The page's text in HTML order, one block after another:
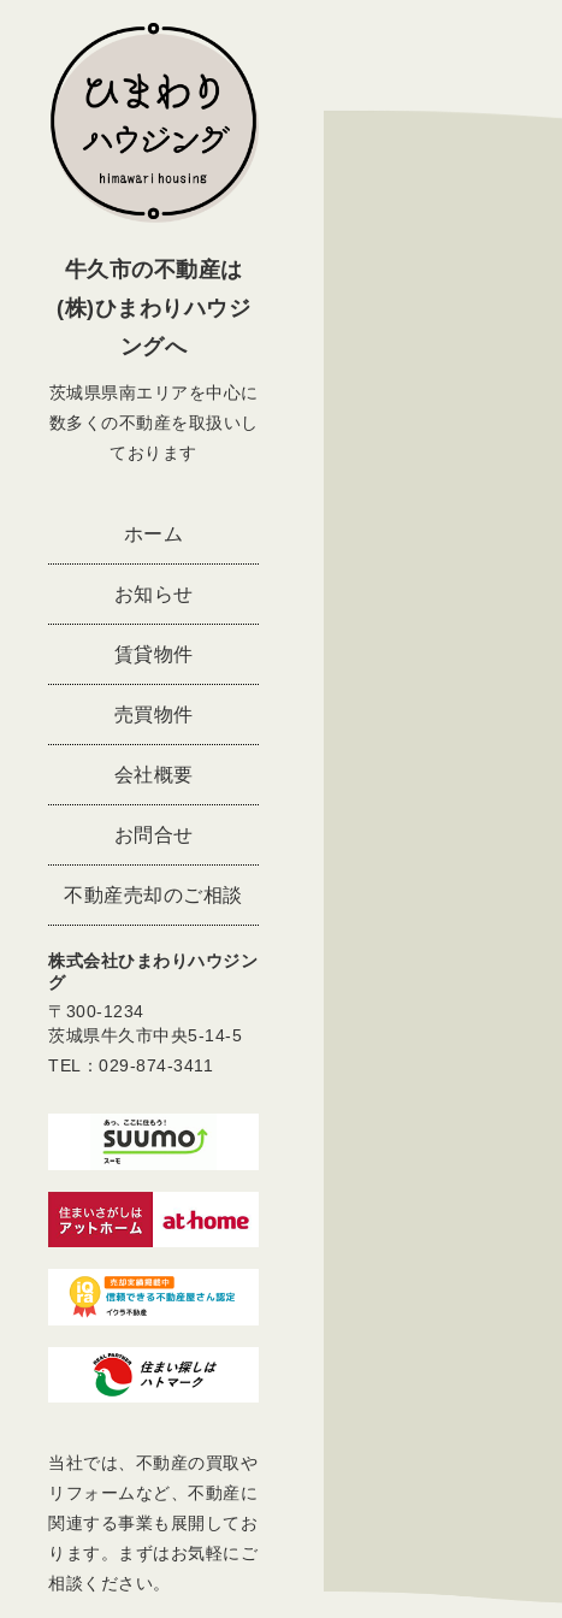
牛久市の不動産は
(株)ひまわりハウジ
ングへ
茨城県県南エリアを中心に
数多くの不動産を取扱いし
ております
ホーム
お知らせ
賃貸物件
売買物件
会社概要
お問合せ
不動産売却のご相談
株式会社ひまわりハウジン
グ
〒300-1234
茨城県牛久市中央5-14-5
TEL：029-874-3411
当社では、不動産の買取や
リフォームなど、不動産に
関連する事業も展開してお
ります。まずはお気軽にご
相談ください。